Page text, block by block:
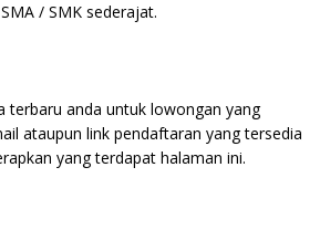
/ SMK sederajat.
terbaru anda untuk lowongan yang
ataupun link pendaftaran yang tersedia
yang terdapat halaman ini.